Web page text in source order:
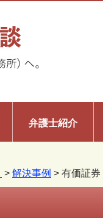
弁護士紹介
> 解決事例 > 有価証券